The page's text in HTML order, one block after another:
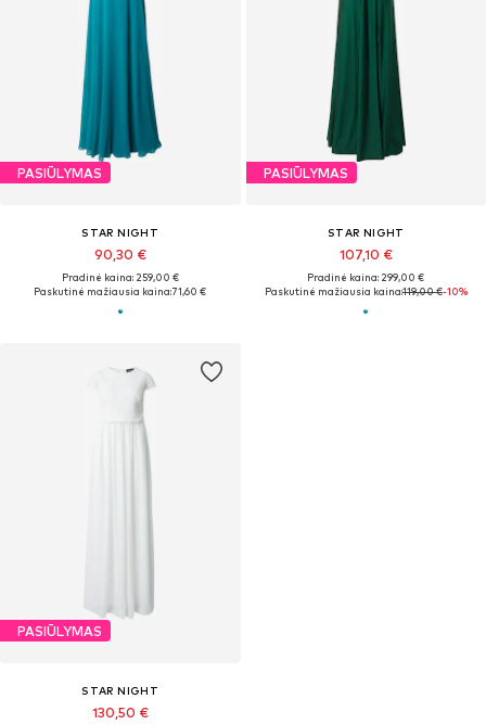
PASIŪLYMAS
STAR NIGHT
90,30 €
Pradinė kaina: 259,00 €
Paskutinė mažiausia kaina:71,60 €
PASIŪLYMAS
STAR NIGHT
107,10 €
Pradinė kaina: 299,00 €
Paskutinė mažiausia kaina:119,00 €-10%
PASIŪLYMAS
STAR NIGHT
130,50 €